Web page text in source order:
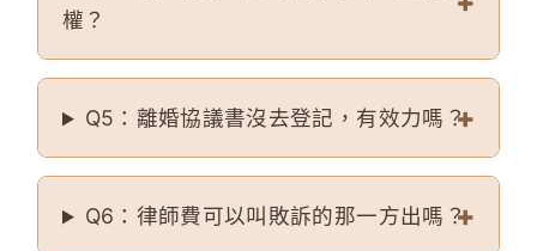
權？
Q5：離婚協議書沒去登記，有效力嗎？
Q6：律師費可以叫敗訴的那一方出嗎？